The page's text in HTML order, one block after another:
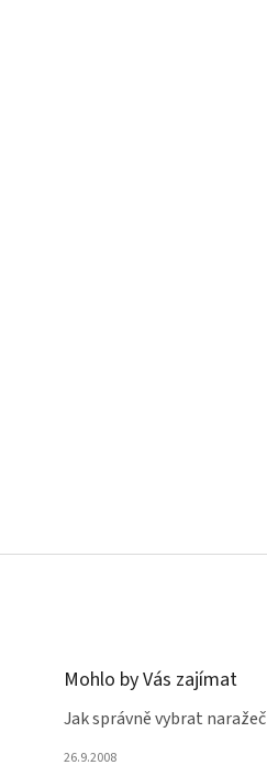
Mohlo by Vás zajímat
Jak správně vybrat naražeč
26.9.2008